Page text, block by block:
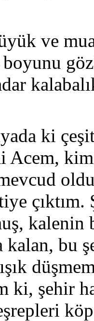
ve
ki
Acem,
çıktım.
kalenin
kalan, bu
ki, şehir